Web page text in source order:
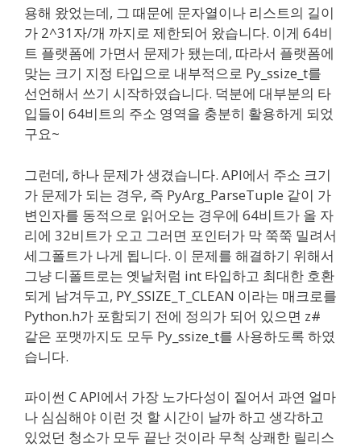
용해 왔었는데, 그 때문에 문자열이나 리스트의 길이
가 2^31자/개 까지로 제한되어 왔습니다. 이게 64비
트 플랫폼에 가면서 문제가 됐는데, 따라서 플랫폼에
맞는 크기 지정 타입으로 내부적으로 Py_ssize_t를
선언해서 쓰기 시작하였습니다. 덕분에 대부분의 타
입들이 64비트의 주소 영역을 충분히 활용하게 되었
구요~
그런데, 하나 문제가 생겼습니다. API에서 주소 크기
가 문제가 되는 경우, 즉 PyArg_ParseTuple 같이 가
변인자를 동적으로 읽어오는 경우에 64비트가 올 자
리에 32비트가 오고 그러면 포인터가 막 쭉쭉 밀려서
세그폴트가 나게 됩니다. 이 문제를 해결하기 위해서
그냥 디폴트로는 옛날처럼 int 타입하고 최대한 호환
되게 남겨두고, PY_SSIZE_T_CLEAN 이라는 매크로를
Python.h가 포함되기 전에 정의가 되어 있으면 z#
같은 포맷까지도 모두 Py_ssize_t를 사용하도록 하였
습니다.
파이썬 C API에서 가장 노가다성이 짙어서 과연 얼마
나 심심해야 이런 것 할 시간이 날까 하고 생각하고
있었던 청소가 모두 끝난 것이라 무척 상쾌한 릴리스